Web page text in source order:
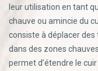
leur utilisation en tant
chauve ou amincie du
consiste à déplacer
dans des zones
permet d’étendre le